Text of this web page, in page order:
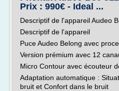
Prix : 990€ - Ideal ...
Descriptif de l'appareil Audeo
Descriptif de l'appareil
Puce Audeo Belong avec
Version prémium avec 12
Micro Contour avec écouteur
Adaptation automatique :
bruit et Confort dans le bruit